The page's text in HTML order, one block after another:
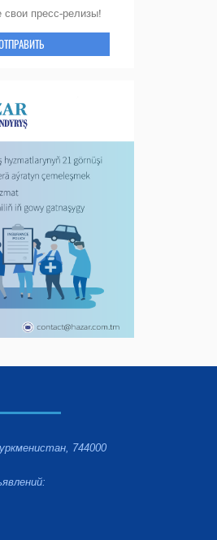
свои пресс-релизы!
744000